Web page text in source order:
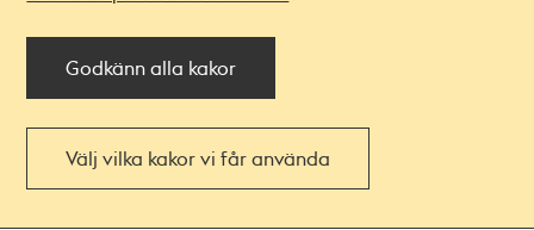
Godkänn alla kakor
Välj vilka kakor vi får använda